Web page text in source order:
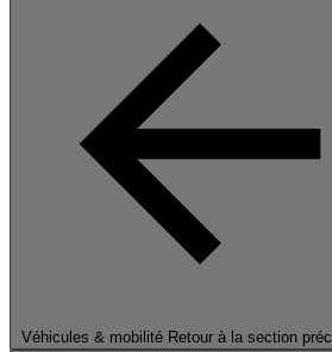
Véhicules & mobilité Retour à la section